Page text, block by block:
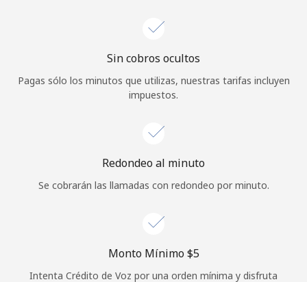
¿Olvidaste tu contraseña? →
Iniciar Sesión
Sin cobros ocultos
Pagas sólo los minutos que utilizas, nuestras tarifas incluyen
impuestos.
Redondeo al minuto
Se cobrarán las llamadas con redondeo por minuto.
Monto Mínimo ⁦$5⁩
Intenta Crédito de Voz por una orden mínima y disfruta